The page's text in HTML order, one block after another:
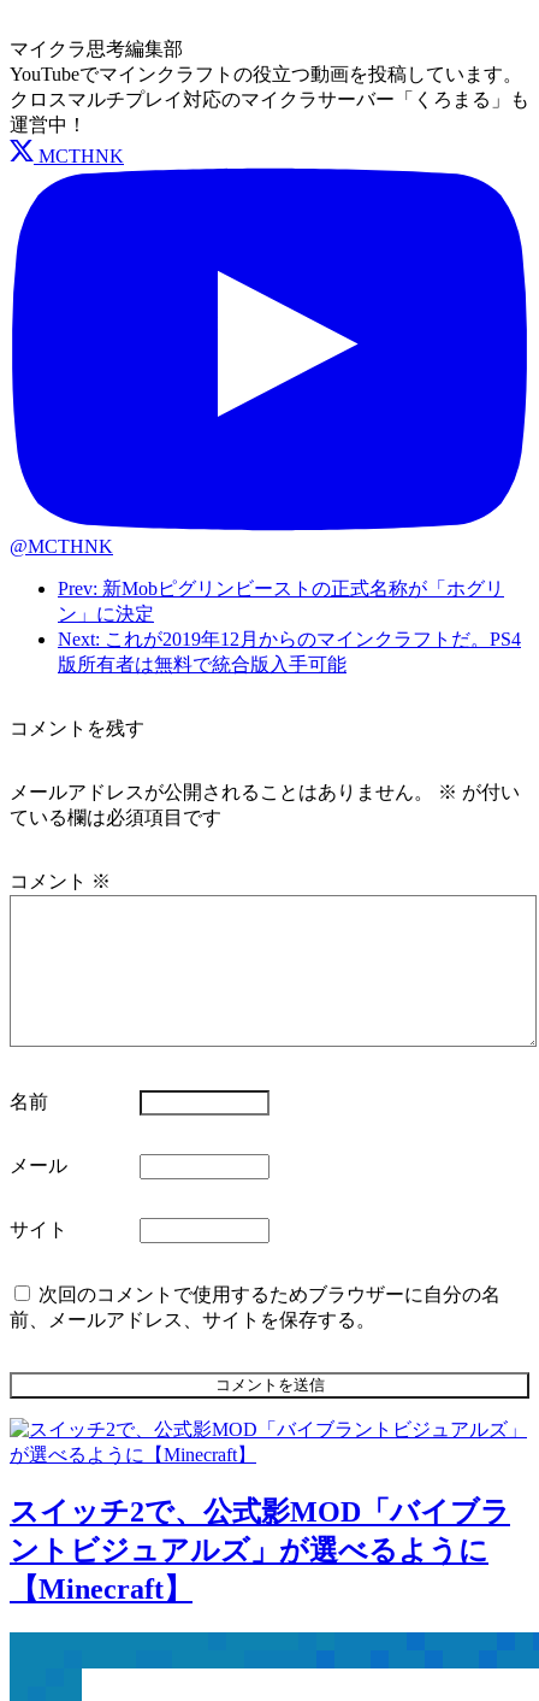
マイクラ思考編集部
YouTubeでマインクラフトの役立つ動画を投稿しています。
クロスマルチプレイ対応のマイクラサーバー「くろまる」も
運営中！
MCTHNK
@MCTHNK
Prev: 新Mobピグリンビーストの正式名称が「ホグリ
ン」に決定
Next: これが2019年12月からのマインクラフトだ。PS4
版所有者は無料で統合版入手可能
コメントを残す
メールアドレスが公開されることはありません。 ※ が付い
ている欄は必須項目です
コメント ※
名前
メール
サイト
次回のコメントで使用するためブラウザーに自分の名
前、メールアドレス、サイトを保存する。
スイッチ2で、公式影MOD「バイブラ
ントビジュアルズ」が選べるように
【Minecraft】